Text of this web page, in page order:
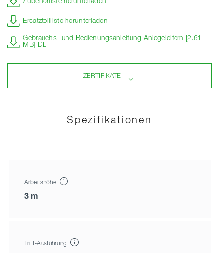
Ersatzteilliste herunterladen
Gebrauchs- und Bedienungsanleitung Anlegeleitern [2.61
MB] DE
ZERTIFIKATE
Spezifikationen
Arbeitshöhe
3 m
Tritt-Ausführung